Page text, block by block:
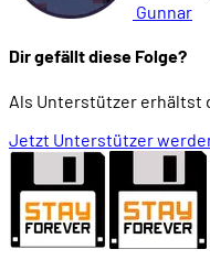
Gunnar
Dir gefällt diese Folge?
Als Unterstützer erhältst
Jetzt Unterstützer